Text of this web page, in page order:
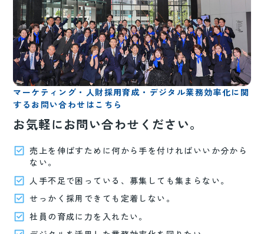
マーケティング・人財採用育成・デジタル業務効率化に関
するお問い合わせはこちら
お気軽にお問い合わせください。
売上を伸ばすために何から手を付ければいいか分から
ない。
人手不足で困っている、募集しても集まらない。
せっかく採用できても定着しない。
社員の育成に力を入れたい。